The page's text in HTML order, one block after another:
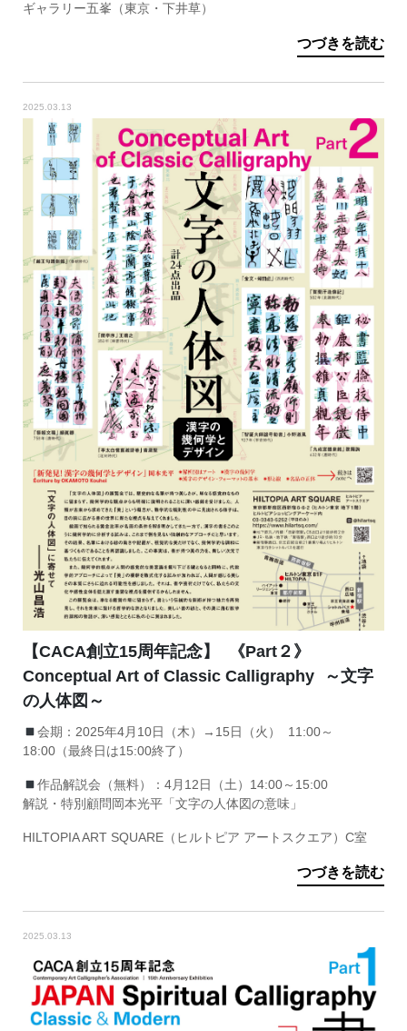
ギャラリー五峯（東京・下井草）
つづきを読む
2025.03.13
【CACA創立15周年記念】 《Part２》
Conceptual Art of Classic Calligraphy ～文字
の人体図～
会期：2025年4月10日（木）→15日（火） 11:00～
18:00（最終日は15:00終了）
作品解説会（無料）：4月12日（土）14:00～15:00
解説・特別顧問岡本光平「文字の人体図の意味」
HILTOPIA ART SQUARE（ヒルトピア アートスクエア）C室
つづきを読む
2025.03.13